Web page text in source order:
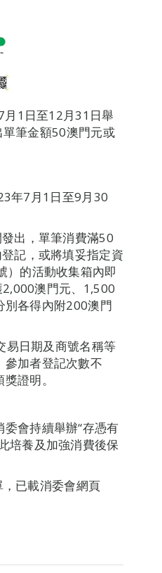
月1日至12月31日舉
單筆金額50澳門元或
年7月1日至9月30
出，單筆消費滿50
記，或將填妥指定資
）的活動收集箱內即
澳門元、1,500
別各得內附200澳門
易日期及商號名稱等
參加者登記次數不
證明。
會持續舉辦“存憑有
培養及加強消費後保
已載消委會網頁